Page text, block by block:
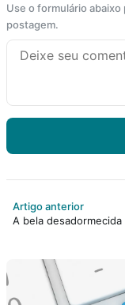
Use o formulário
postagem.
Artigo anterior
A bela desadormecida